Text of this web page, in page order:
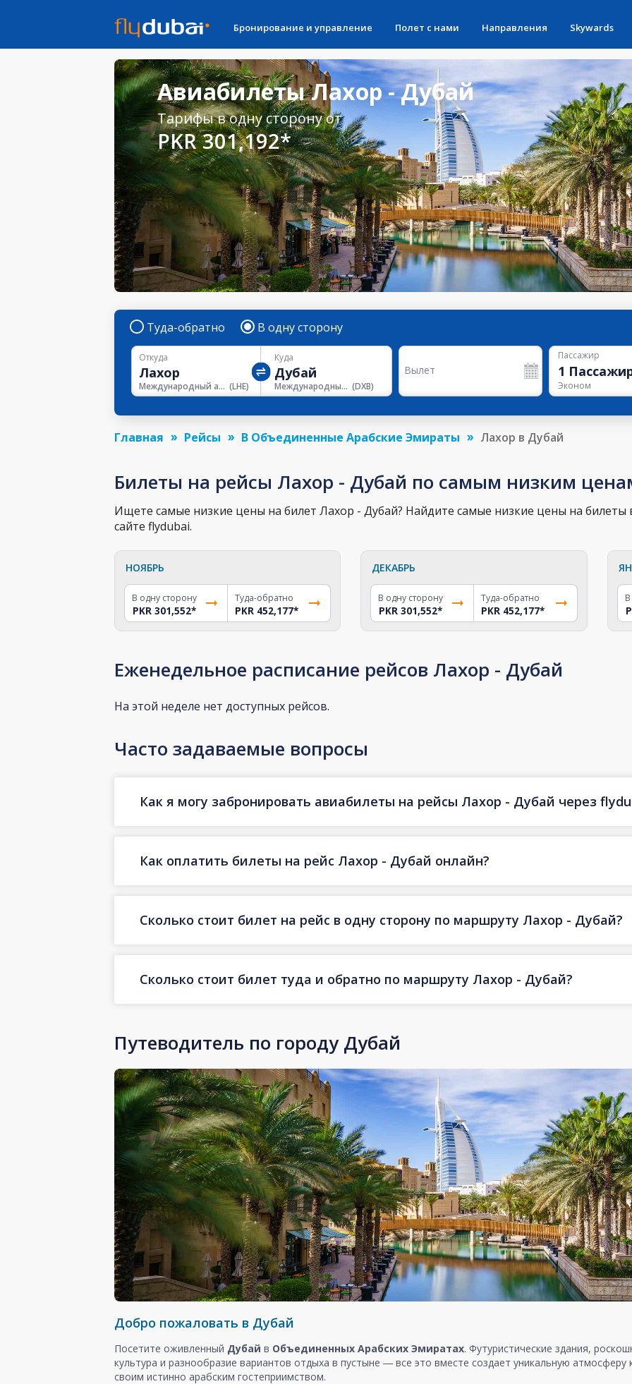
Бронирование и управление Полет с нами Направления Skywards
Авиабилеты Лахор - Дубай
Тарифы в одну сторону от
PKR 301,192*
Туда-обратно В одну сторону
Откуда
Международный аэропорт Аллама Икбал (LHE)
Куда
Международный Аэропорт Дубая (DXB)
Вылет
Пассажир
1
Эконом
Главная Рейсы В Объединенные Арабские Эмираты Лахор в Дубай
Билеты на рейсы Лахор - Дубай по самым низким
Ищете самые низкие цены на билет Лахор - Дубай? Найдите самые низкие цены на билеты
сайте flydubai.
НОЯБРЬ
В одну сторону
PKR 301,552*
Туда-обратно
PKR 452,177*
ДЕКАБРЬ
В одну сторону
PKR 301,552*
Туда-обратно
PKR 452,177*
Еженедельное расписание рейсов Лахор - Дубай
На этой неделе нет доступных рейсов.
Часто задаваемые вопросы
Как я могу забронировать авиабилеты на рейсы Лахор - Дубай через
Как оплатить билеты на рейс Лахор - Дубай онлайн?
Сколько стоит билет на рейс в одну сторону по маршруту Лахор - Дубай?
Сколько стоит билет туда и обратно по маршруту Лахор - Дубай?
Путеводитель по городу Дубай
Добро пожаловать в Дубай
Посетите оживленный Дубай в Объединенных Арабских Эмиратах. Футуристические здания,
культура и разнообразие вариантов отдыха в пустыне ― все это вместе создает уникальную
своим истинно арабским гостеприимством.